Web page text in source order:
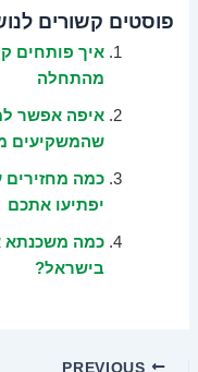
פוסטים קשורים
איך פותחים
מהתחלה
איפה אפשר
שהמשקיעים
כמה מחזירים
יפתיעו אתכם
כמה משכנתא
בישראל?